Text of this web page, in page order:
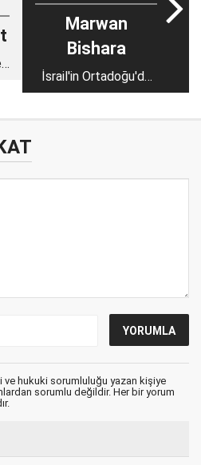
Marwan
Bishara
İsrail'in Ortadoğu'da
bir geleceği kalmadı
ve hukuki sorumluluğu yazan kişiye
sorumlu değildir. Her bir yorum